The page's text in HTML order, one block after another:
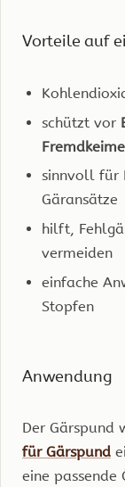
Vorteile auf
schützt vor
sinnvoll für
Gäransätze
hilft,
vermeiden
einfache
Stopfen
Anwendung
Der Gärspund
für Gärspund
eine passende